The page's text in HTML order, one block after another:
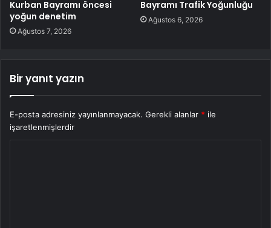
Kurban Bayramı öncesi
yoğun denetim
Ağustos 7, 2026
Bayramı Trafik Yoğunluğu
Ağustos 6, 2026
Bir yanıt yazın
E-posta adresiniz yayınlanmayacak. Gerekli alanlar * ile
işaretlenmişlerdir